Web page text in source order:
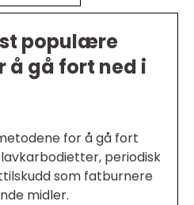
populære
å gå fort ned i
for å gå fort
periodisk
som fatburnere
midler.